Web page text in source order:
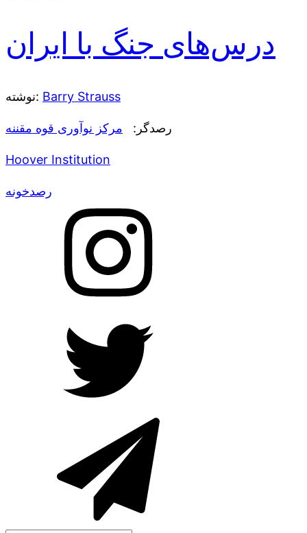
درس‌های جنگ با ایران
نوشته: Barry Strauss
رصدگر: مرکز نوآوری قوه مقننه
Hoover Institution
رصدخونه